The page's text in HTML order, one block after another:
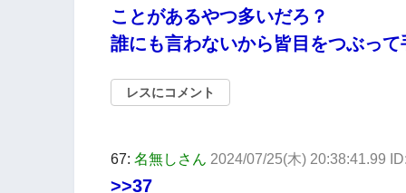
ことがあるやつ多いだろ？
誰にも言わないから皆目をつぶっ
レスにコメント
67: 名無しさん 2024/07/25(木) 20:38:41.99
>>37